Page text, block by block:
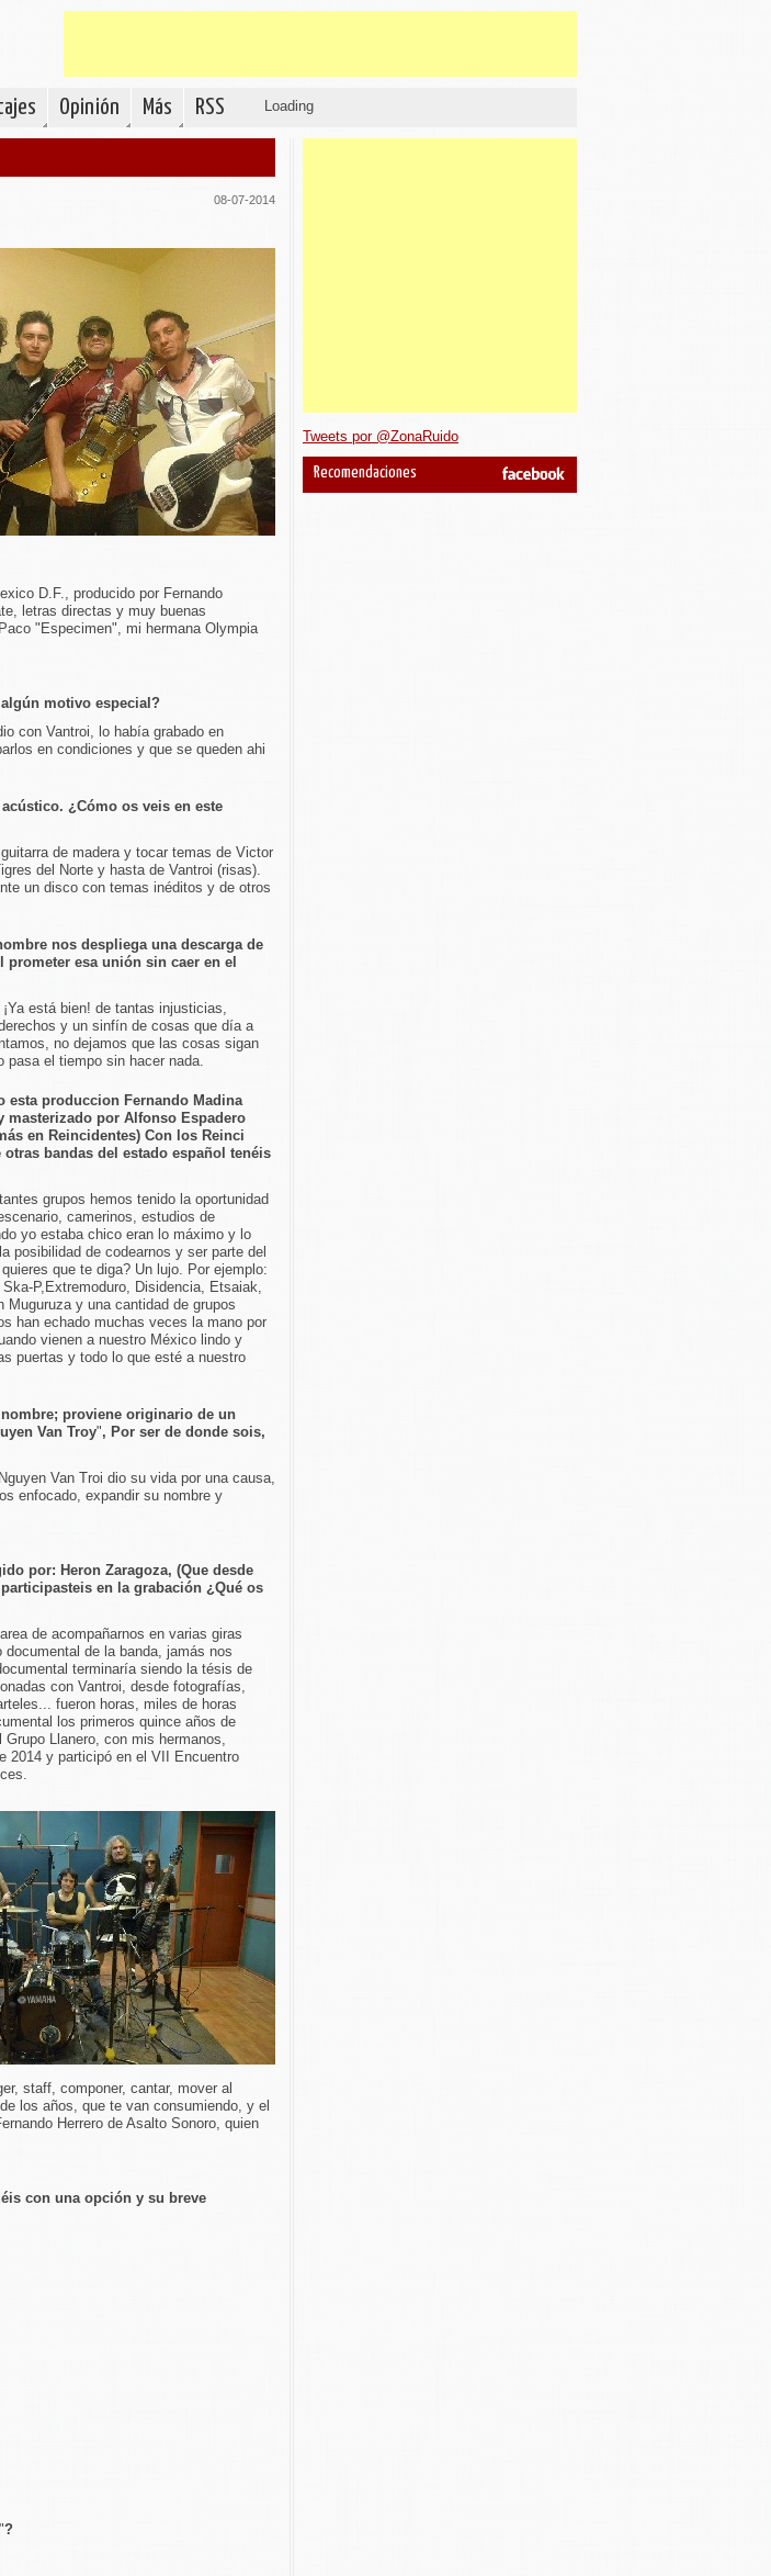
Opinión Más RSS Loading
08-07-2014
D.F., producido por Fernando
letras directas y muy buenas
"Especimen", mi hermana Olympia
motivo especial?
con Vantroi, lo había grabado en
en condiciones y que se queden ahi
¿Cómo os veis en este
de madera y tocar temas de Victor
del Norte y hasta de Vantroi (risas).
un disco con temas inéditos y de otros
nos despliega una descarga de
esa unión sin caer en el
está bien! de tantas injusticias,
y un sinfín de cosas que día a
no dejamos que las cosas sigan
pasa el tiempo sin hacer nada.
esta produccion Fernando Madina
masterizado por Alfonso Espadero
en Reincidentes) Con los Reinci
bandas del estado español tenéis
grupos hemos tenido la oportunidad
camerinos, estudios de
yo estaba chico eran lo máximo y lo
posibilidad de codearnos y ser parte del
que te diga? Un lujo. Por ejemplo:
P,Extremoduro, Disidencia, Etsaiak,
Muguruza y una cantidad de grupos
han echado muchas veces la mano por
vienen a nuestro México lindo y
puertas y todo lo que esté a nuestro
proviene originario de un
Van Troy", Por ser de donde sois,
Van Troi dio su vida por una causa,
enfocado, expandir su nombre y
por: Heron Zaragoza, (Que desde
en la grabación ¿Qué os
de acompañarnos en varias giras
de la banda, jamás nos
terminaría siendo la tésis de
con Vantroi, desde fotografías,
fueron horas, miles de horas
los primeros quince años de
Llanero, con mis hermanos,
2014 y participó en el VII Encuentro
staff, componer, cantar, mover al
los años, que te van consumiendo, y el
Herrero de Asalto Sonoro, quien
con una opción y su breve
"?
Tweets por @ZonaRuido
Recomendaciones